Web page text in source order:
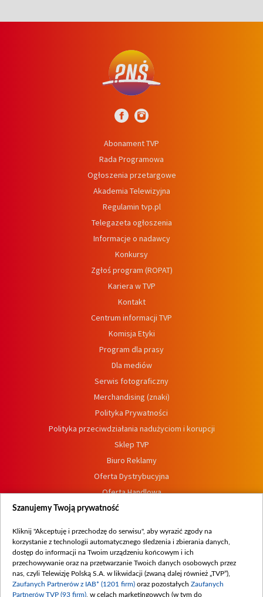
Abonament TVP
Rada Programowa
Ogłoszenia przetargowe
Akademia Telewizyjna
Regulamin tvp.pl
Telegazeta ogłoszenia
Informacje o nadawcy
Konkursy
Zgłoś program (ROPAT)
Kariera w TVP
Kontakt
Centrum informacji TVP
Komisja Etyki
Program dla prasy
Dla mediów
Serwis fotograficzny
Merchandising (znaki)
Polityka Prywatności
Polityka przeciwdziałania nadużyciom i korupcji
Sklep TVP
Biuro Reklamy
Oferta Dystrybucyjna
Oferta Handlowa
Dostępność
Procedura zgłoszeń wewnętrznych
Szanujemy Twoją prywatność
Kliknij "Akceptuję i przechodzę do serwisu", aby wyrazić zgody na
korzystanie z technologii automatycznego śledzenia i zbierania danych,
dostęp do informacji na Twoim urządzeniu końcowym i ich
przechowywanie oraz na przetwarzanie Twoich danych osobowych przez
nas, czyli Telewizję Polską S.A. w likwidacji (zwaną dalej również „TVP”),
Zaufanych Partnerów z IAB* (1201 firm) oraz pozostałych Zaufanych
Partnerów TVP (93 firm) , w celach marketingowych (w tym do